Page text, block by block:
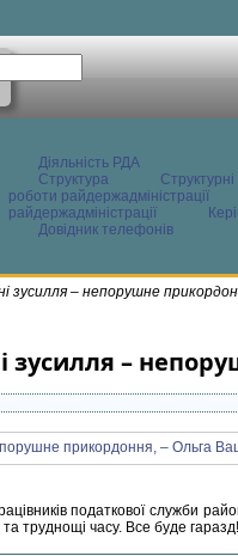
Діяльність РДА
Структура
роботи райдержадміністрації
райдержадміністрації
Довідник телефонів
зусилля – непорушне
зусилля –
податкової служби
труднощі часу. Все буде гаразд!